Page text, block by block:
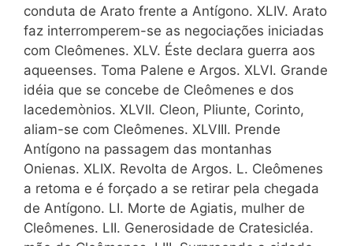
conduta de Arato frente a Antígono. XLIV. Arato
faz interromperem-se as negociações iniciadas
com Cleômenes. XLV. Éste declara guerra aos
aqueenses. Toma Palene e Argos. XLVI. Grande
idéia que se concebe de Cleômenes e dos
lacedemònios. XLVII. Cleon, Pliunte, Corinto,
aliam-se com Cleômenes. XLVIII. Prende
Antígono na passagem das montanhas
Onienas. XLIX. Revolta de Argos. L. Cleômenes
a retoma e é forçado a se retirar pela chegada
de Antígono. LI. Morte de Agiatis, mulher de
Cleômenes. LII. Generosidade de Cratesicléa.